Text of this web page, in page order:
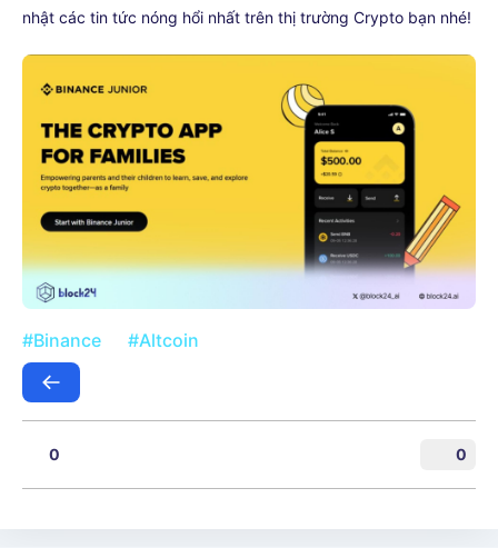
nhật các tin tức nóng hổi nhất trên thị trường Crypto bạn nhé!
#Binance #Altcoin
0 0